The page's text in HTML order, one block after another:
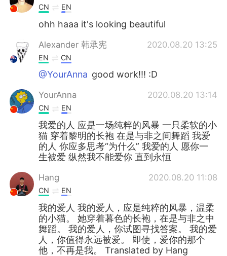
CN EN
ohh haaa it's looking beautiful
Alexander 韩承宪 2020.08.20 13:25
EN CN
@YourAnna good work!!! :D
YourAnna 2020.08.20 13:14
CN EN
我爱的人 应是一场纯粹的风暴 一只柔软的小
猫 穿着黎明的长袍 在是与非之间舞蹈 我爱
的人 你应多思考“为什么” 我爱的人 愿你一
生被爱 纵然我不能爱你 直到永恒
Hang 2020.08.20 11:08
CN EN
我的爱人 我的爱人，应是纯粹的风暴，温柔
的小猫。 她穿着暮色的长袍，在是与非之中
舞蹈。 我的爱人，你试图寻找答案。 我的爱
人，你值得永远被爱。 即使，爱你的那个
他，不再是我。 Translated by Hang